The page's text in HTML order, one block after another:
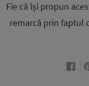
Fie că își propun
remarcă prin faptul